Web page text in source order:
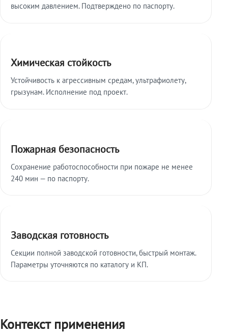
высоким давлением. Подтверждено по паспорту.
Химическая стойкость
Устойчивость к агрессивным средам, ультрафиолету,
грызунам. Исполнение под проект.
Пожарная безопасность
Сохранение работоспособности при пожаре не менее
240 мин — по паспорту.
Заводская готовность
Секции полной заводской готовности, быстрый монтаж.
Параметры уточняются по каталогу и КП.
Контекст применения